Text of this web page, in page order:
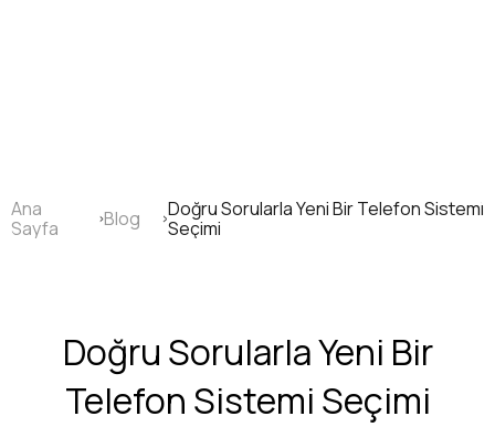
Sayfa
yolu
Ana
Sayfa
Blog
Doğru Sorularla Yeni Bir Telefon Sistemi
Seçimi
Doğru Sorularla Yeni Bir
Telefon Sistemi Seçimi